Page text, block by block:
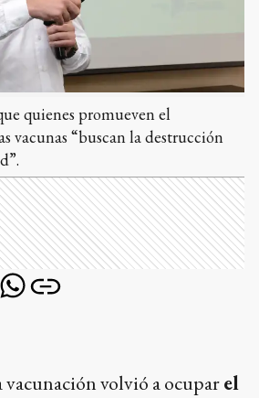
quienes promueven el
vacunas “buscan la destrucción
vacunación volvió a ocuparel